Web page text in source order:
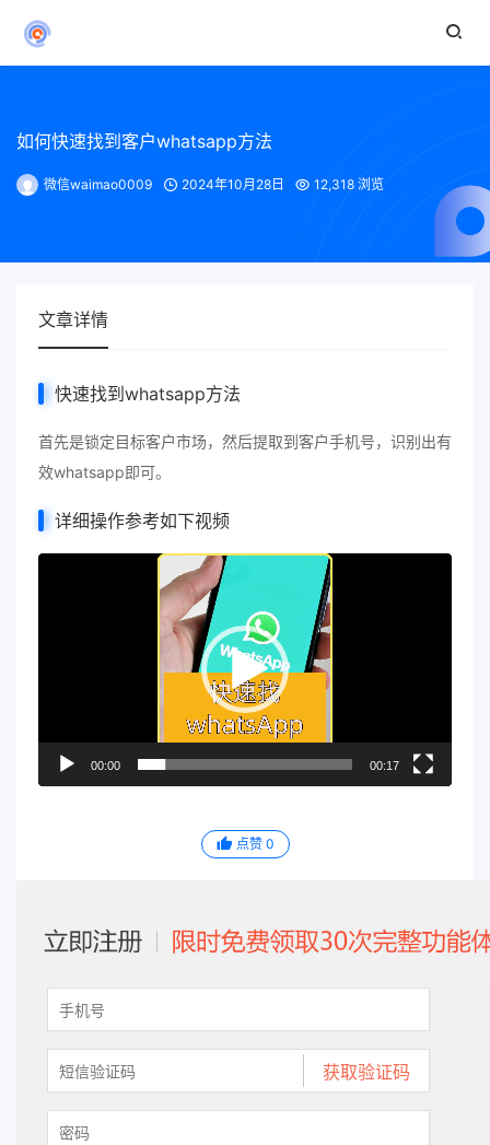
如何快速找到客户whatsapp方法
微信waimao0009 2024年10月28日 12,318 浏览
文章详情
快速找到whatsapp方法
首先是锁定目标客户市场，然后提取到客户手机号，识别出有
效whatsapp即可。
详细操作参考如下视频
00:00 00:17
点赞 0